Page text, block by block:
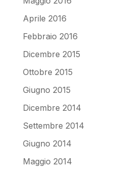
Aprile 2016
Febbraio 2016
Dicembre 2015
Ottobre 2015
Giugno 2015
Dicembre 2014
Settembre 2014
Giugno 2014
Maggio 2014